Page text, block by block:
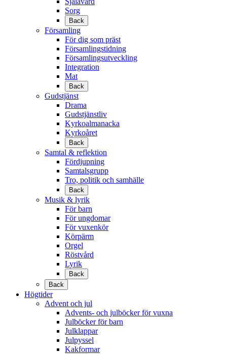
Sorg
Back
Församling
För dig som präst
Församlingstidning
Församlingsutveckling
Integration
Mat
Back
Gudstjänst
Drama
Gudstjänstliv
Kyrkoalmanacka
Kyrkoåret
Back
Samtal & reflektion
Fördjupning
Samtalsgrupp
Tro, politik och samhälle
Back
Musik & lyrik
För barn
För ungdomar
För vuxenkör
Körpärm
Orgel
Röstvård
Lyrik
Back
Back
Högtider
Advent och jul
Advents- och julböcker för vuxna
Julböcker för barn
Julklappar
Julpyssel
Kakformar